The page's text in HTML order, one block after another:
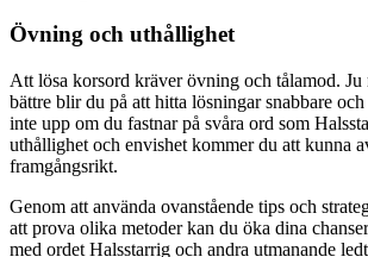
Övning och uthållighet
Att lösa korsord kräver övning och tålamod. Ju
bättre blir du på att hitta lösningar snabbare
inte upp om du fastnar på svåra ord som
uthållighet och envishet kommer du att kunna
framgångsrikt.
Genom att använda ovanstående tips och
att prova olika metoder kan du öka dina
med ordet Halsstarrig och andra utmanande